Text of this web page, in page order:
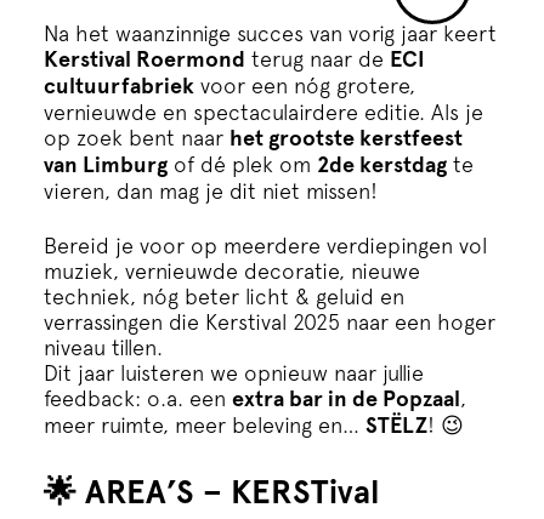
Cursus
Onderwijs
ECI Cultuurcafé
Over ons
Contact
Steun ons
Na het waanzinnige succes van vorig jaar keert
Kerstival Roermond terug naar de ECI
cultuurfabriek voor een nóg grotere,
vernieuwde en spectaculairdere editie. Als je
op zoek bent naar het grootste kerstfeest
van Limburg of dé plek om 2de kerstdag te
vieren, dan mag je dit niet missen!
Bereid je voor op meerdere verdiepingen vol
muziek, vernieuwde decoratie, nieuwe
techniek, nóg beter licht & geluid en
verrassingen die Kerstival 2025 naar een hoger
niveau tillen.
Dit jaar luisteren we opnieuw naar jullie
feedback: o.a. een extra bar in de Popzaal,
meer ruimte, meer beleving en… STËLZ! 😉
🌟 AREA’S – KERSTival